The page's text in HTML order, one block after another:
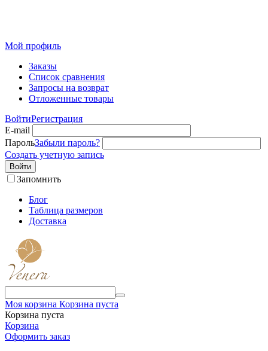
Мой профиль
Заказы
Список сравнения
Запросы на возврат
Отложенные товары
ВойтиРегистрация
E-mail
ПарольЗабыли пароль?
Создать учетную запись
Войти
Запомнить
Блог
Таблица размеров
Доставка
Моя корзина Корзина пуста
Корзина пуста
Корзина
Оформить заказ